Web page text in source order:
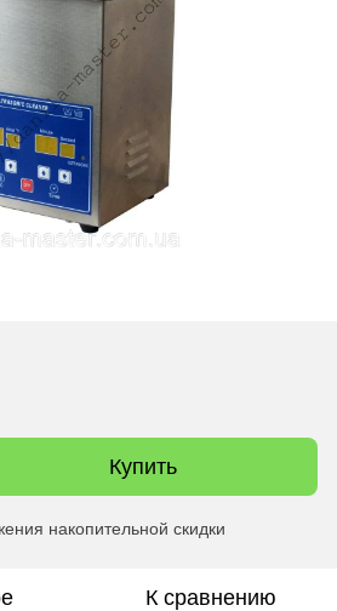
Купить
накопительной скидки
К сравнению